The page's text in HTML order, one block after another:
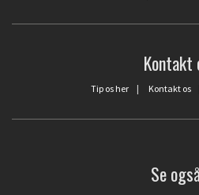
Kontakt
Tip os her | Kontakt os
Se